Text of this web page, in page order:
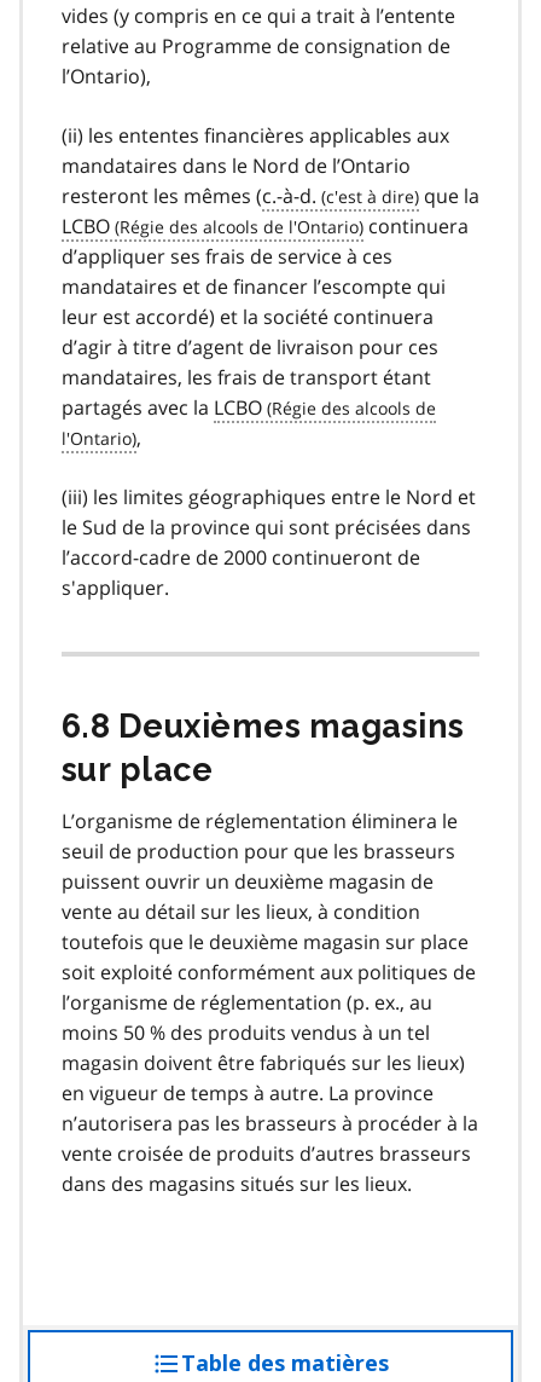
vides (y compris en ce qui a trait à l’entente
relative au Programme de consignation de
l’Ontario),
(ii) les ententes financières applicables aux
mandataires dans le Nord de l’Ontario
resteront les mêmes (c.-à-d.
que la
LCBO
continuera
d’appliquer ses frais de service à ces
mandataires et de financer l’escompte qui
leur est accordé) et la société continuera
d’agir à titre d’agent de livraison pour ces
mandataires, les frais de transport étant
partagés avec la LCBO
,
(iii) les limites géographiques entre le Nord et
le Sud de la province qui sont précisées dans
l’accord-cadre de 2000 continueront de
s'appliquer.
6.8 Deuxièmes magasins
sur place
L’organisme de réglementation éliminera le
seuil de production pour que les brasseurs
puissent ouvrir un deuxième magasin de
vente au détail sur les lieux, à condition
toutefois que le deuxième magasin sur place
soit exploité conformément aux politiques de
l’organisme de réglementation (p. ex., au
moins 50 % des produits vendus à un tel
magasin doivent être fabriqués sur les lieux)
en vigueur de temps à autre. La province
n’autorisera pas les brasseurs à procéder à la
vente croisée de produits d’autres brasseurs
dans des magasins situés sur les lieux.
Table des matières